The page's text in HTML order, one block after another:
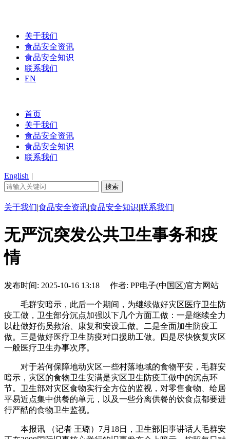
关于我们
食品安全资讯
食品安全知识
联系我们
EN
首页
关于我们
食品安全资讯
食品安全知识
联系我们
English |
关于我们|食品安全资讯|食品安全知识|联系我们|
无严沉突发公共卫生事务和疫
情
发布时间: 2025-10-16 13:18 作者: PP电子(中国区)官方网站
毛群安暗示，此后一个期间，为继续做好灾区医疗卫生防
疫工做，卫生部分沉点加强以下几个方面工做：一是继续全力
以赴做好伤员救治、康复和安设工做。二是全面加生防疫工
做。三是做好医疗卫生防疫对口援助工做。四是尽快恢复灾区
一般医疗卫生办事次序。
对于若何保障地动灾区一些村落地域的食物平安，毛群安
暗示，灾区的食物卫生安满是灾区卫生防疫工做中的沉点环
节。卫生部对灾区食物实行全方位的监视，对零售食物、给居
平易近点集中供餐的单元，以及一些分离供餐的饮食点都要进
行严酷的食物卫生监视。
本报讯 （记者 王璐）7月18日，卫生部旧事讲话人毛群安